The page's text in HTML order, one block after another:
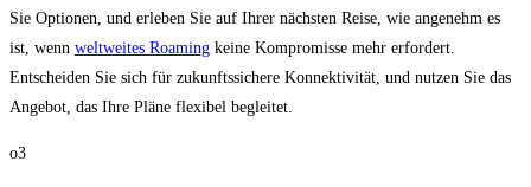
Sie Optionen, und erleben Sie auf Ihrer nächsten Reise, wie angenehm es
ist, wenn weltweites Roaming keine Kompromisse mehr erfordert.
Entscheiden Sie sich für zukunftssichere Konnektivität, und nutzen Sie das
Angebot, das Ihre Pläne flexibel begleitet.
o3